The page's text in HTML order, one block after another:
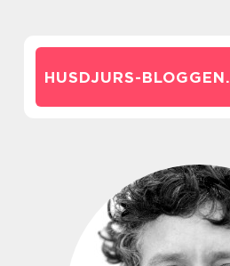
HUSDJURS-BLOGGEN.